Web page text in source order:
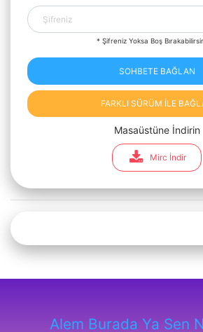
* Şifreniz Yoksa Boş
SOHBETE BAĞLAN
FARKLI SÜRÜM İLE
Masaüstüne İndirin
Mirc İndir
Alem Burada Ya Sen